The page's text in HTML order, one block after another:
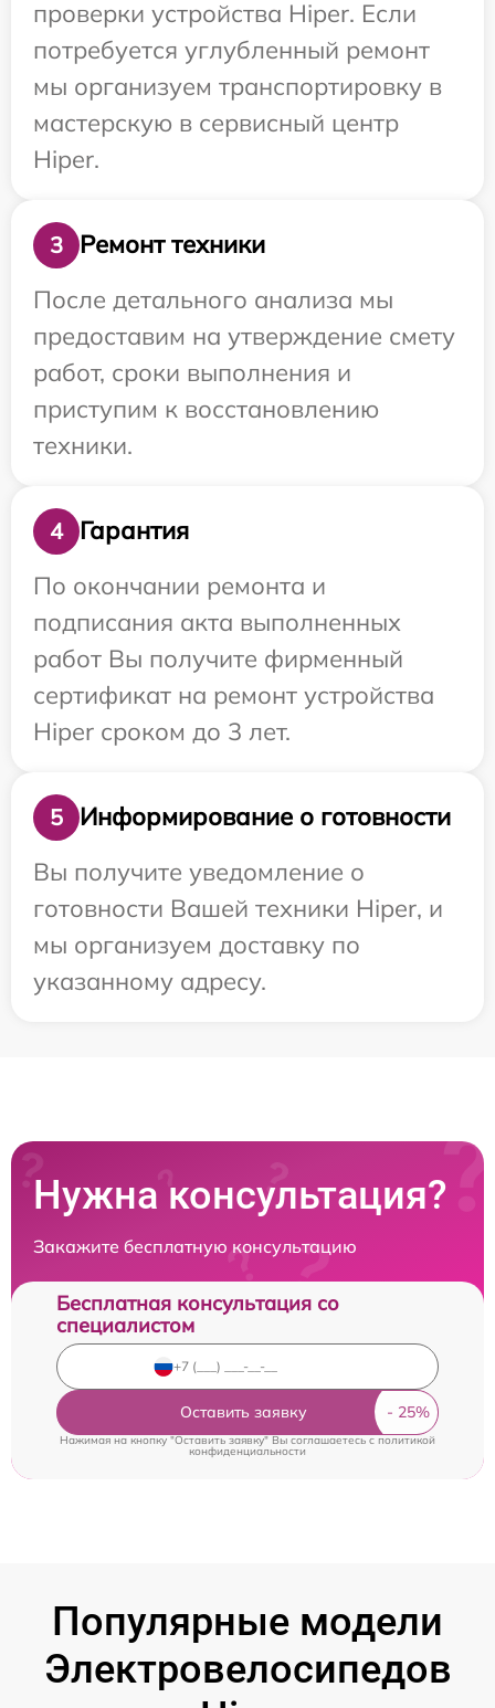
проверки устройства Hiper. Если
потребуется углубленный ремонт
мы организуем транспортировку в
мастерскую в сервисный центр
Hiper.
3
Ремонт техники
После детального анализа мы
предоставим на утверждение смету
работ, сроки выполнения и
приступим к восстановлению
техники.
4
Гарантия
По окончании ремонта и
подписания акта выполненных
работ Вы получите фирменный
сертификат на ремонт устройства
Hiper сроком до 3 лет.
5
Информирование о готовности
Вы получите уведомление о
готовности Вашей техники Hiper, и
мы организуем доставку по
указанному адресу.
Нужна консультация?
Закажите бесплатную консультацию
Бесплатная консультация со
специалистом
Оставить заявку
Нажимая на кнопку "Оставить заявку" Вы соглашаетесь cполитикой
конфиденциальности
Популярные модели
Электровелосипедов